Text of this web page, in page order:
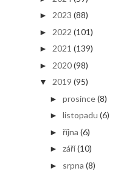
► 2023 (88)
► 2022 (101)
► 2021 (139)
► 2020(98)
▼ 2019 (95)
► prosince(8)
► listopadu (6)
► října (6)
► září(10)
► srpna (8)